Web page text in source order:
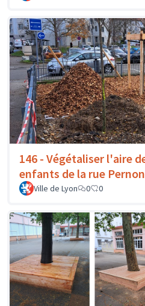
146 - Végétaliser l'aire
enfants de la rue Pernon
Ville de Lyon 0 0